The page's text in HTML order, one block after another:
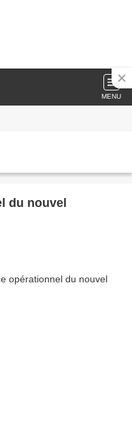
MENU
du nouvel